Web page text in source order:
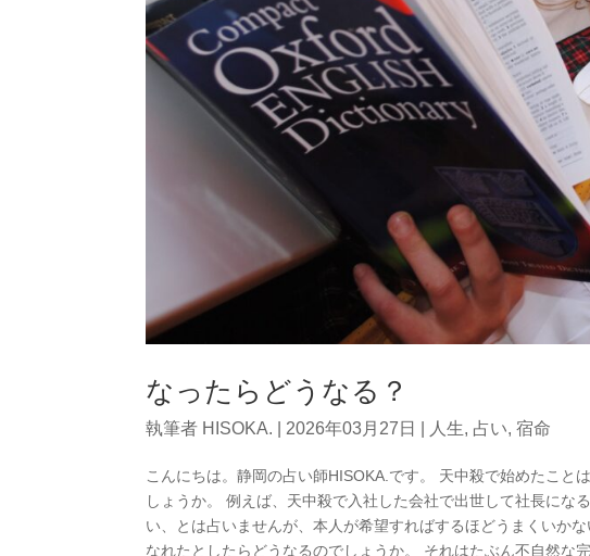
なったらどうなる？
執筆者 HISOKA. 2026年03月27日 人生, 占い,宿命
こんにちは。静岡の占い師HISOKA.です。 天中殺で始めたこ
しょうか。 例えば、天中殺で入社した会社で出世して社長にな
い、とは占いませんが、本人が希望すればするほどうまくいか
なれたとしたらどうなるのでしょうか。 それはたぶん不自然な